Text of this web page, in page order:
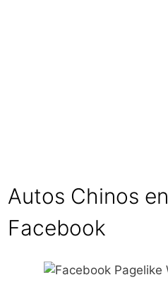
Autos Chinos en
Facebook